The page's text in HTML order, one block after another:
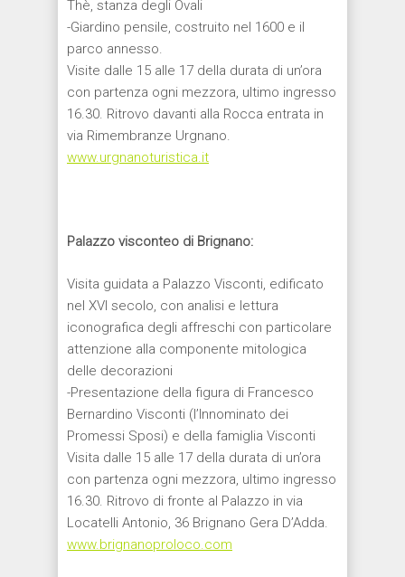
Thè, stanza degli Ovali
-Giardino pensile, costruito nel 1600 e il
parco annesso.
Visite dalle 15 alle 17 della durata di un’ora
con partenza ogni mezzora, ultimo ingresso
16.30. Ritrovo davanti alla Rocca entrata in
via Rimembranze Urgnano.
www.urgnanoturistica.it
Palazzo visconteo di Brignano:
Visita guidata a Palazzo Visconti, edificato
nel XVI secolo, con analisi e lettura
iconografica degli affreschi con particolare
attenzione alla componente mitologica
delle decorazioni
-Presentazione della figura di Francesco
Bernardino Visconti (l’Innominato dei
Promessi Sposi) e della famiglia Visconti
Visita dalle 15 alle 17 della durata di un’ora
con partenza ogni mezzora, ultimo ingresso
16.30. Ritrovo di fronte al Palazzo in via
Locatelli Antonio, 36 Brignano Gera D’Adda.
www.brignanoproloco.com